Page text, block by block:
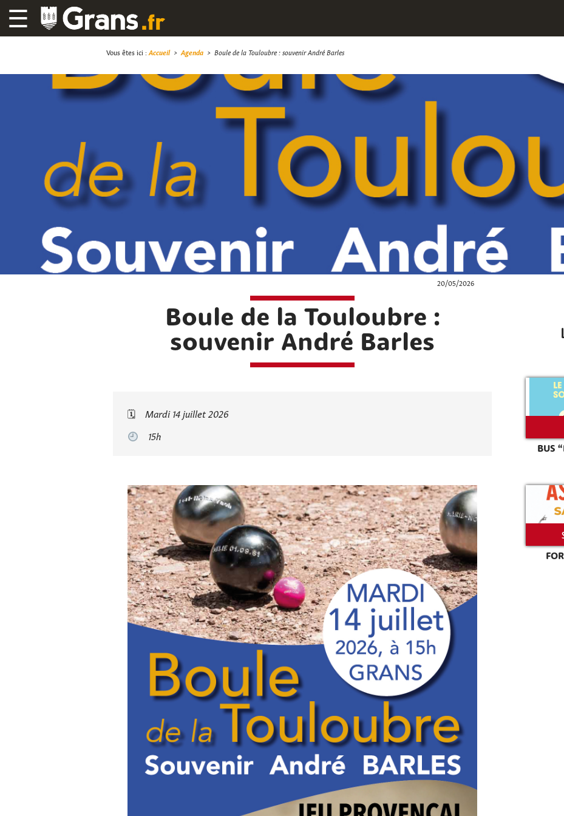
☰
Rechercher sur le site
Vous êtes ici : Accueil> Agenda > Boule de la Touloubre : souvenir André Barles
20/05/2026
Boule de la Touloubre :
souvenir André Barles
🗓
Mardi 14 juillet 2026
15h
BUS